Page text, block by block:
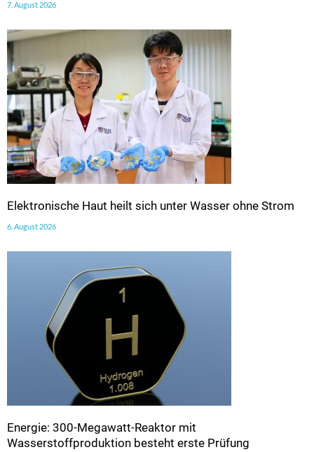
7. August 2026
Elektronische Haut heilt sich unter Wasser ohne Strom
6. August 2026
Energie: 300-Megawatt-Reaktor mit
Wasserstoffproduktion besteht erste Prüfung